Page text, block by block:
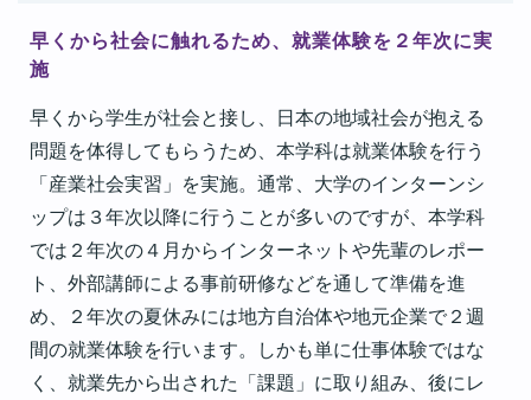
早くから社会に触れるため、就業体験を２年次に実
施
早くから学生が社会と接し、日本の地域社会が抱える
問題を体得してもらうため、本学科は就業体験を行う
「産業社会実習」を実施。通常、大学のインターンシ
ップは３年次以降に行うことが多いのですが、本学科
では２年次の４月からインターネットや先輩のレポー
ト、外部講師による事前研修などを通して準備を進
め、２年次の夏休みには地方自治体や地元企業で２週
間の就業体験を行います。しかも単に仕事体験ではな
く、就業先から出された「課題」に取り組み、後にレ